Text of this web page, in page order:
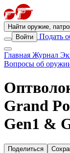
Найти оружие,
Войти
Подать
Главная Журнал
Вопросы об
Grand
Gen1 &
Поделиться